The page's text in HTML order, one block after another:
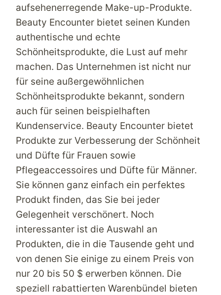
aufsehenerregende Make-up-Produkte.
Beauty Encounter bietet seinen Kunden
authentische und echte
Schönheitsprodukte, die Lust auf mehr
machen. Das Unternehmen ist nicht nur
für seine außergewöhnlichen
Schönheitsprodukte bekannt, sondern
auch für seinen beispielhaften
Kundenservice. Beauty Encounter bietet
Produkte zur Verbesserung der Schönheit
und Düfte für Frauen sowie
Pflegeaccessoires und Düfte für Männer.
Sie können ganz einfach ein perfektes
Produkt finden, das Sie bei jeder
Gelegenheit verschönert. Noch
interessanter ist die Auswahl an
Produkten, die in die Tausende geht und
von denen Sie einige zu einem Preis von
nur 20 bis 50 $ erwerben können. Die
speziell rabattierten Warenbündel bieten